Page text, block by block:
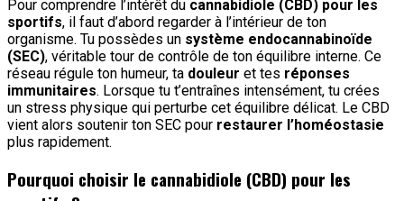
Pour comprendre l’intérêt du cannabidiole (CBD) pour les
sportifs, il faut d’abord regarder à l’intérieur de ton
organisme. Tu possèdes un système endocannabinoïde
(SEC), véritable tour de contrôle de ton équilibre interne. Ce
réseau régule ton humeur, ta douleur et tes réponses
immunitaires. Lorsque tu t’entraînes intensément, tu crées
un stress physique qui perturbe cet équilibre délicat. Le CBD
vient alors soutenir ton SEC pour restaurer l’homéostasie
plus rapidement.
Pourquoi choisir le cannabidiole (CBD) pour les